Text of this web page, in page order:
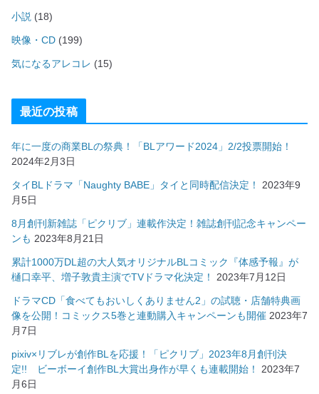
小説 (18)
映像・CD (199)
気になるアレコレ (15)
最近の投稿
年に一度の商業BLの祭典！「BLアワード2024」2/2投票開始！
2024年2月3日
タイBLドラマ「Naughty BABE」タイと同時配信決定！
2023年9
月5日
8月創刊新雑誌「ピクリブ」連載作決定！雑誌創刊記念キャンペー
ンも 2023年8月21日
累計1000万DL超の大人気オリジナルBLコミック『体感予報』が
樋口幸平、増子敦貴主演でTVドラマ化決定！
2023年7月12日
ドラマCD「食べてもおいしくありません2」の試聴・店舗特典画
像を公開！コミックス5巻と連動購入キャンペーンも開催 2023年7
月7日
pixiv×リブレが創作BLを応援！「ピクリブ」2023年8月創刊決
定!! ビーボーイ創作BL大賞出身作が早くも連載開始！
2023年7
月6日